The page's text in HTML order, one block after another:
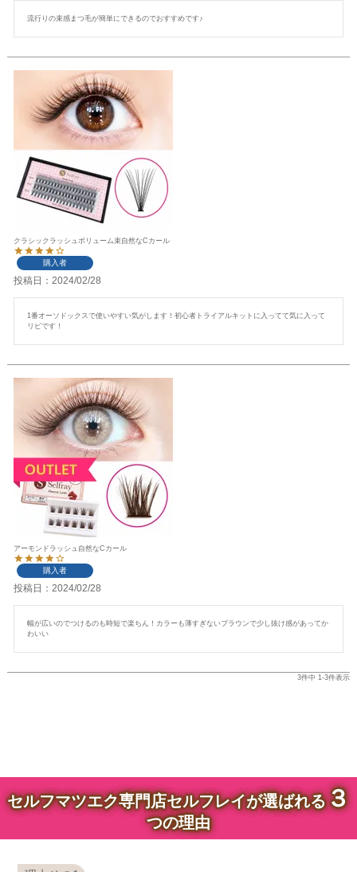
流行りの束感まつ毛が簡単にできるのでおすすめです♪
クラシックラッシュボリューム束自然なCカール
購入者
投稿日 2024/02/28
1番オーソドックスで使いやすい気がします！初心者トライアルキットに入ってて気に入って
リピです！
アーモンドラッシュ自然なCカール
購入者
投稿日 2024/02/28
幅が広いのでつけるのも時短で楽ちん！カラーも薄すぎないブラウンで少し抜け感があってか
わいい
3件中 1-3件表示
セルフマツエク専門店セルフレイが選ばれる３
つの理由